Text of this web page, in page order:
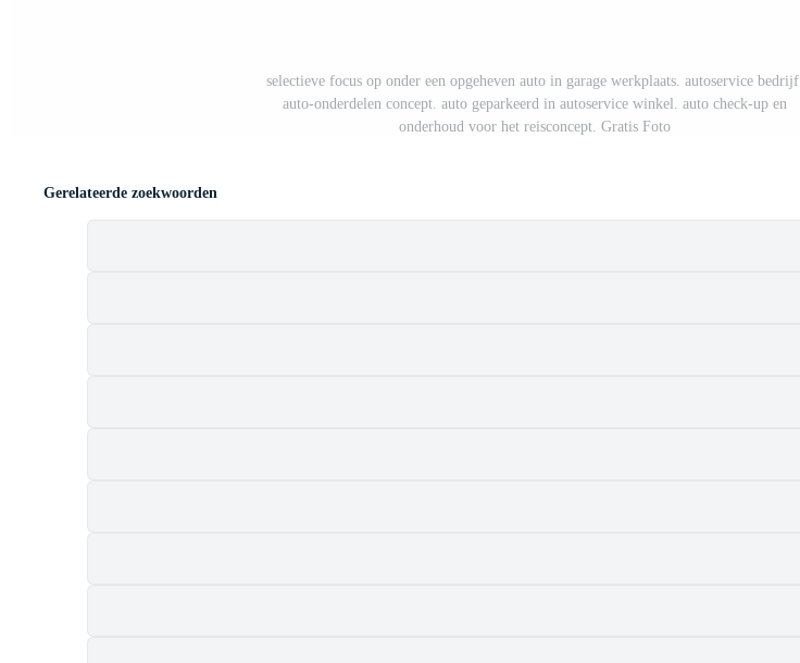
selectieve focus op onder een opgeheven auto in garage werkplaats. autoservice bedrijf.
auto-onderdelen concept. auto geparkeerd in autoservice winkel. auto check-up en
onderhoud voor het reisconcept. Gratis Foto
Gerelateerde zoekwoorden